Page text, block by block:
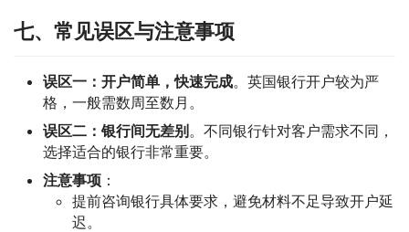
七、常见误区与注意事项
误区一：开户简单，快速完成。英国银行开户较为严
格，一般需数周至数月。
误区二：银行间无差别。不同银行针对客户需求不同，
选择适合的银行非常重要。
注意事项 ：
提前咨询银行具体要求，避免材料不足导致开户延
迟。